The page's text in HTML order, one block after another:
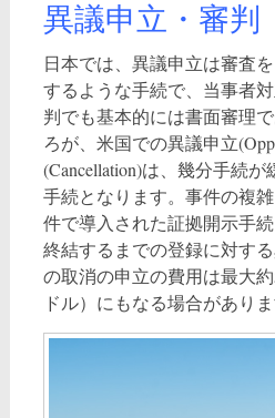
異議申立・審判
日本では、異議申立は審査
するような手続で、当事者
判でも基本的には書面審理
ろが、米国での異議申立
(Cancellation)は、幾分手続
手続となります。事件の複
件で導入された証拠開示手
終結するまでの登録に対す
の取消の申立の費用は最大
ドル）にもなる場合がありま